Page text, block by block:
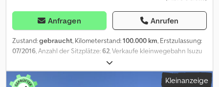
Anfragen Anrufen
Zustand:gebraucht, Kilometerstand:100.000 km, Erstzulassung:
07/2016, Anzahl der Sitzplätze:62, Verkaufe kleinwegebahn Isuzu
Zugmaschine Zulassungen 2016 Anhänger 2 Panoramaanhänger
geschlossen je 28 Sitzplätze Alle Zulassungen für Deutschland
Dkodpfx Ahjkc Sfxjzor Technisch guter Zustand August 2022
Kleinanzeige